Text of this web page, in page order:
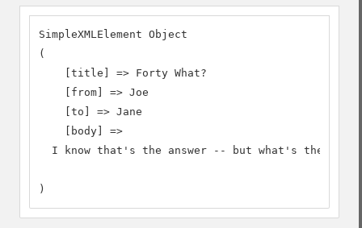
SimpleXMLElement Object
(
    [title] => Forty What?
    [from] => Joe
    [to] => Jane
    [body] =>
I know that's the answer -- but what's the
)